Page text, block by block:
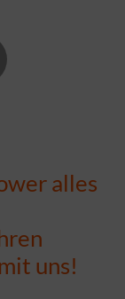
alles
uns!